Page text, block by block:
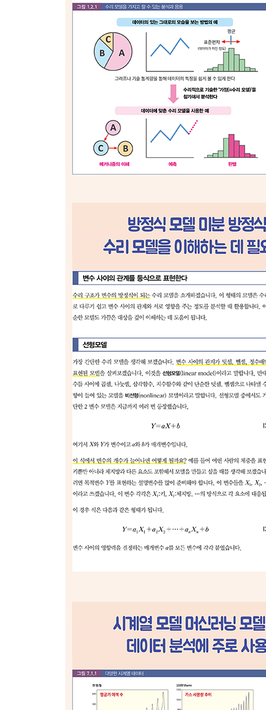
___선형모델
___선형모델을 구한다
___최소제곱법
3.2 실험식과 커브 적합
___BMI와 수리 모델
___멱법칙으로 특징짓는다
___대수플롯으로 멱법칙을 찾는다
3.3 최적화 문제
___목적한 양을 제어한다
___대역적 최적과 국소적 최적
___매개변수를 조정하는 일도 최적화
▣ 04장: 미분 방정식으로 구성된 모델
4.1 풀 수 있는 미분 방정식 모델
___미분 방정식을 통해 시간 변화를 나타낸다
___맬서스의 개체 수 모델
___맬서스 모델의 해의 구조
___개체 수가 계속 폭발적으로 늘어나는 것은 아니
___간단한 연립 선형 미분 방정식
___연립 1계 선형 상미분 방정식
___‘고윳값’에 의해 해의 성질이 결정된다
4.2 비선형 미분 방정식 모델
___비선형인 항을 포함한 미분 방정식 모델
___로트카-볼테라 방정식
___‘정상’인 상태에 관해 생각해 보자
___정상해의 ‘안정성’
___안정성을 실제로 평가한다
___미분 방정식을 선형화해서 해석한다
___수치 시뮬레이션
___선형인 미분 방정식
___1 변수인 비선형 미분방정식
___미분 방정식을 풀기 위해 사용되는 도구
___라플라스 변환으로 미분 방정식을 푼다
___목푯값을 달성하기 위한 피드백을 생각한다
___고전 제어이론과 현대 제어이론, 그리고 그 이후